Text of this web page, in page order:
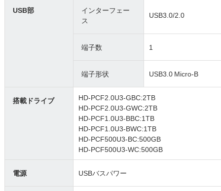
USB部
インターフェー
ス
USB3.0/2.0
端子数 1
端子形状 USB3.0 Micro-B
搭載ドライブ
HD-PCF2.0U3-GBC:2TB
HD-PCF2.0U3-GWC:2TB
HD-PCF1.0U3-BBC:1TB
HD-PCF1.0U3-BWC:1TB
HD-PCF500U3-BC:500GB
HD-PCF500U3-WC:500GB
電源 USBバスパワー